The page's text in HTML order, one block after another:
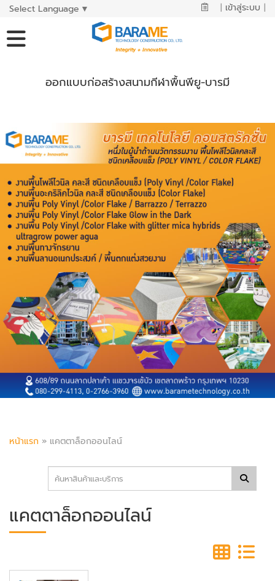
Select Language ▼ | เข้าสู่ระบบ |
ออกแบบก่อสร้างสนามกีฬาพื้นพียู-บารมี
หน้าแรก » แคตตาล็อกออนไลน์
แคตตาล็อกออนไลน์